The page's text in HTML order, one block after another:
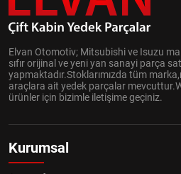
Elvan Otomotiv; Mitsubishi ve Isuzu
sıfır orijinal ve yeni yan sanayi parça
yapmaktadır.Stoklarımızda tüm
araçlara ait yedek parçalar
ürünler için bizimle iletişime geçiniz.
Kurumsal